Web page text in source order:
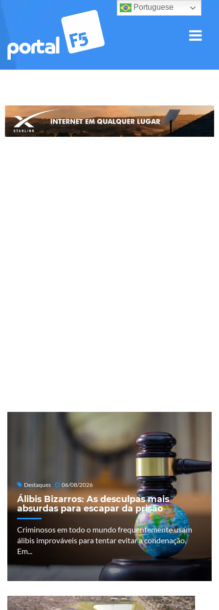
Destaques 06/08/2026
Álibis Bizarros: As desculpas mais
absurdas para escapar da prisão
Criminosos em todo o mundo frequentemente usam
álibis improváveis para tentar evitar a condenação.
Em...
Portuguese